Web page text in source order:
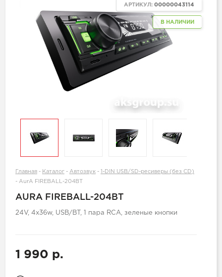
В НАЛИЧИИ
АРТИКУЛ: 00000043114
Главная - Каталог - Автозвук -
1-DIN USB/SD-ресиверы (без CD)
- AurA FIREBALL-204BT
AURA FIREBALL-204BT
24V, 4х36w, USB/BT, 1 пара RCA, зеленые кнопки
1 990 р.